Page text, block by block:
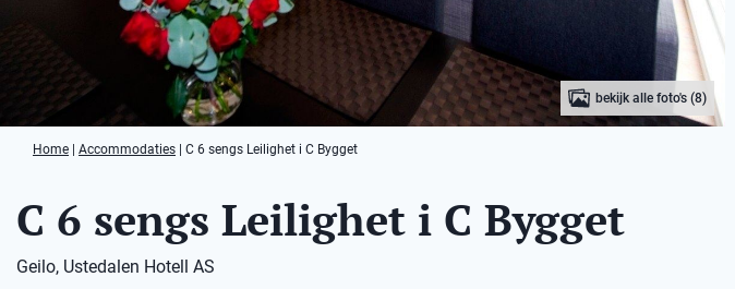
bekijk alle foto's (8)
Home Accommodaties C 6 sengs Leilighet i C Bygget
C 6 sengs Leilighet i C Bygget
Geilo, Ustedalen Hotell AS